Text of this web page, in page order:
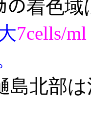
の着色
7cells/ml
北部